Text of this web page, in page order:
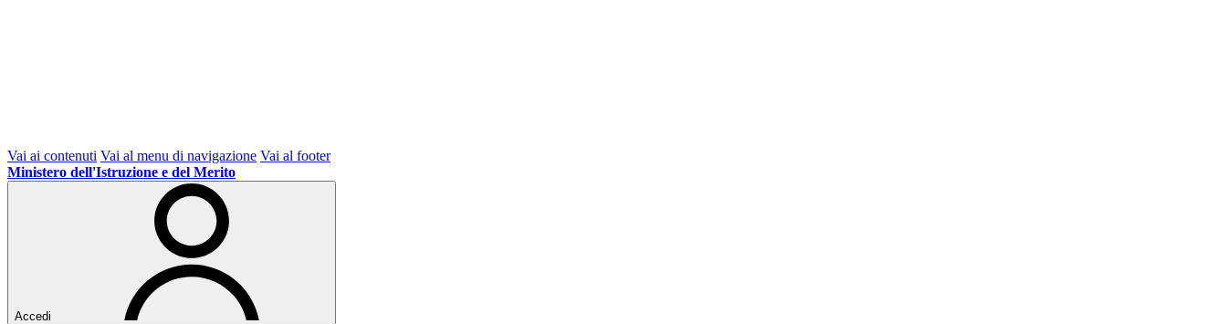
Vai ai contenuti Vai al menu di navigazione Vai al footer
Ministero dell'Istruzione e del Merito
Accedi